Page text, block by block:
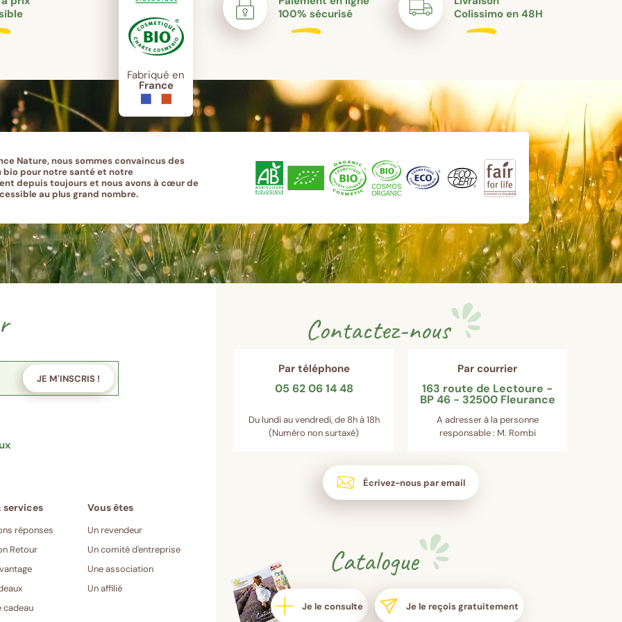
Fabriqué en
France
100% sécurisé
Colissimo en 48H
Nature, nous sommes convaincus des
pour notre santé et notre
depuis toujours et nous avons à cœur de
au plus grand nombre.
JE M'INSCRIS !
réponses
Retour
cadeau
Un revendeur
Un comité d'entreprise
Une association
Un affilié
Contactez-nous
Par téléphone
05 62 06 14 48
Du lundi au vendredi, de 8h à 18h
(Numéro non surtaxé)
Par courrier
163 route de Lectoure -
BP 46 - 32500 Fleurance
A adresser à la personne
responsable : M. Rombi
Écrivez-nous par email
Catalogue
Je le consulte Je le reçois gratuitement